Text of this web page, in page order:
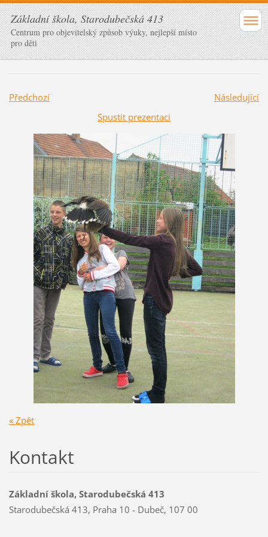
Základní škola, Starodubečská 413
Centrum pro objevitelský způsob výuky, nejlepší místo
pro děti
Předchozí
Následující
Spustit prezentaci
« Zpět
Kontakt
Základní škola, Starodubečská 413
Starodubečská 413, Praha 10 - Dubeč, 107 00